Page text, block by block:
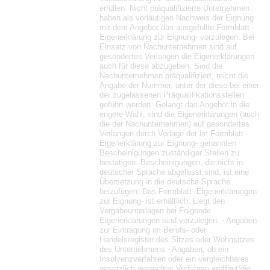
erfüllen. Nicht präqualifizierte Unternehmen
haben als vorläufigen Nachweis der Eignung
mit dem Angebot das ausgefüllte Formblatt -
Eigenerklärung zur Eignung- vorzulegen. Bei
Einsatz von Nachunternehmen sind auf
gesondertes Verlangen die Eigenerklärungen
auch für diese abzugeben. Sind die
Nachunternehmen präqualifiziert, reicht die
Angabe der Nummer, unter der diese bei einer
der zugelassenen Präqualifikationsstellen
geführt werden. Gelangt das Angebot in die
engere Wahl, sind die Eigenerklärungen (auch
die der Nachunternehmen) auf gesondertes
Verlangen durch Vorlage der im Formblatt -
Eigenerklärung zur Eignung- genannten
Bescheinigungen zuständiger Stellen zu
bestätigen. Bescheinigungen, die nicht in
deutscher Sprache abgefasst sind, ist eine
Übersetzung in die deutsche Sprache
beizufügen. Das Formblatt -Eigenerklärungen
zur Eignung- ist erhältlich: Liegt den
Vergabeunterlagen bei Folgende
Eigenerklärungen sind vorzulegen: - Angaben
zur Eintragung im Berufs- oder
Handelsregister des Sitzes oder Wohnsitzes
des Unternehmens - Angaben, ob ein
Insolvenzverfahren oder ein vergleichbares